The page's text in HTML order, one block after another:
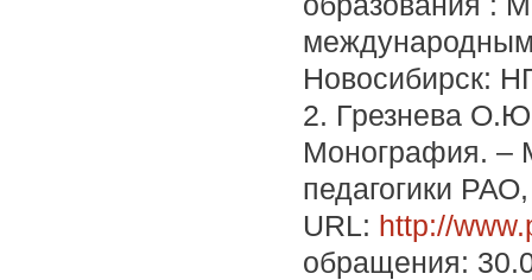
Новосибирск:
2. Грезнева
Монография. –
педагогики
URL: http://
обращения: